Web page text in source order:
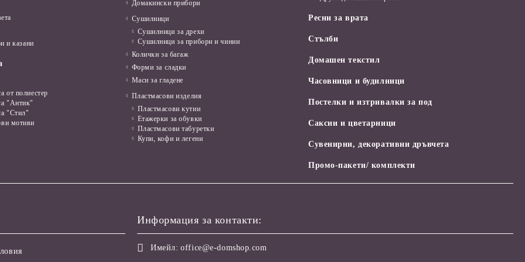
и казани
от полиестер
"Антик"
"Стил"
мотиви
Домакински прибори
Сушилници
Сушилници за дрехи
Сушилници за прибори и чинии
Колички за багаж
Форми за сладки
Маси за гладене
Пластмасови изделия
Пластмасови кутии
Етажерки за обувки
Пластмасови табуретки
Купи, кофи и легени
Ресни за врата
Стълби
Домашен текстил
Часовници и будилници
Постелки и изтривалки за под
Саксии и цветарници
Сувенирни, декоративни дръвчета
Промо-пакети/ комплекти
Информация за контакти:
Имейл: office@e-domshop.com